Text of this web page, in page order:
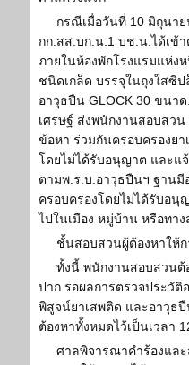
กรณีเมื่อวันที่ 10 มิถุนา
กก.สส.บก.น.1 บช.น.ได้เข้
ภายในห้องพักโรงแรมแห่ง
ชนิดเกล็ด บรรจุในถุงใสซิ
อาวุธปืน GLOCK 30 ขนา
เศรษฐ์ ส่งพนักงานสอบสว
ข้อหา ร่วมกันครอบครองย
โดยไม่ได้รับอนุญาต และแ
ตามพ.ร.บ.อาวุธปืนฯ ฐานมี
ครอบครองโดยไม่ได้รับอนุ
ไปในเมือง หมู่บ้าน หรือทา
ชั้นสอบสวนผู้ต้องหาให้ก
ทั้งนี้ พนักงานสอบสวนต้
ปาก รอผลการตรวจประวั
พิสูจน์ยาเสพติด และอาวุธ
ต้องหาทั้งหมดไว้เป็นเวลา
ศาลพิจารณาคำร้องแล